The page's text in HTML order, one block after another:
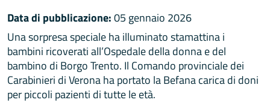
Data di pubblicazione:05 gennaio 2026
Una sorpresa speciale ha illuminato stamattina i
bambini ricoverati all’Ospedale della donna e del
bambino di Borgo Trento. Il Comando provinciale dei
Carabinieri di Verona ha portato la Befana carica di doni
per piccoli pazienti di tutte le età.